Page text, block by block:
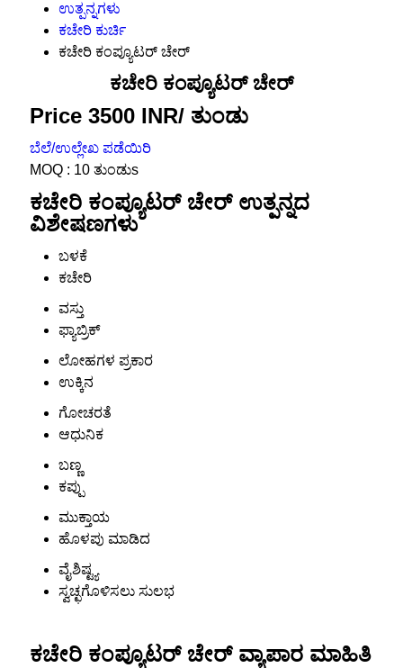
ಉತ್ಪನ್ನಗಳು
ಕಚೇರಿ ಕುರ್ಚಿ
ಕಚೇರಿ ಕಂಪ್ಯೂಟರ್ ಚೇರ್
ಕಚೇರಿ ಕಂಪ್ಯೂಟರ್ ಚೇರ್
Price 3500 INR/ ತುಂಡು
ಬೆಲೆ/ಉಲ್ಲೇಖ ಪಡೆಯಿರಿ
MOQ : 10 ತುಂಡುs
ಕಚೇರಿ ಕಂಪ್ಯೂಟರ್ ಚೇರ್ ಉತ್ಪನ್ನದ
ವಿಶೇಷಣಗಳು
ಬಳಕೆ
ಕಚೇರಿ
ವಸ್ತು
ಫ್ಯಾಬ್ರಿಕ್
ಲೋಹಗಳ ಪ್ರಕಾರ
ಉಕ್ಕಿನ
ಗೋಚರತೆ
ಆಧುನಿಕ
ಬಣ್ಣ
ಕಪ್ಪು
ಮುಕ್ತಾಯ
ಹೊಳಪು ಮಾಡಿದ
ವೈಶಿಷ್ಟ್ಯ
ಸ್ವಚ್ಛಗೊಳಿಸಲು ಸುಲಭ
ಕಚೇರಿ ಕಂಪ್ಯೂಟರ್ ಚೇರ್ ವ್ಯಾಪಾರ ಮಾಹಿತಿ